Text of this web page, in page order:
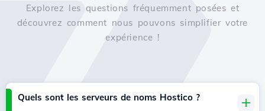
Explorez les questions fréquemment posées et
découvrez comment nous pouvons simplifier votre
expérience !
Quels sont les serveurs de noms Hostico ?